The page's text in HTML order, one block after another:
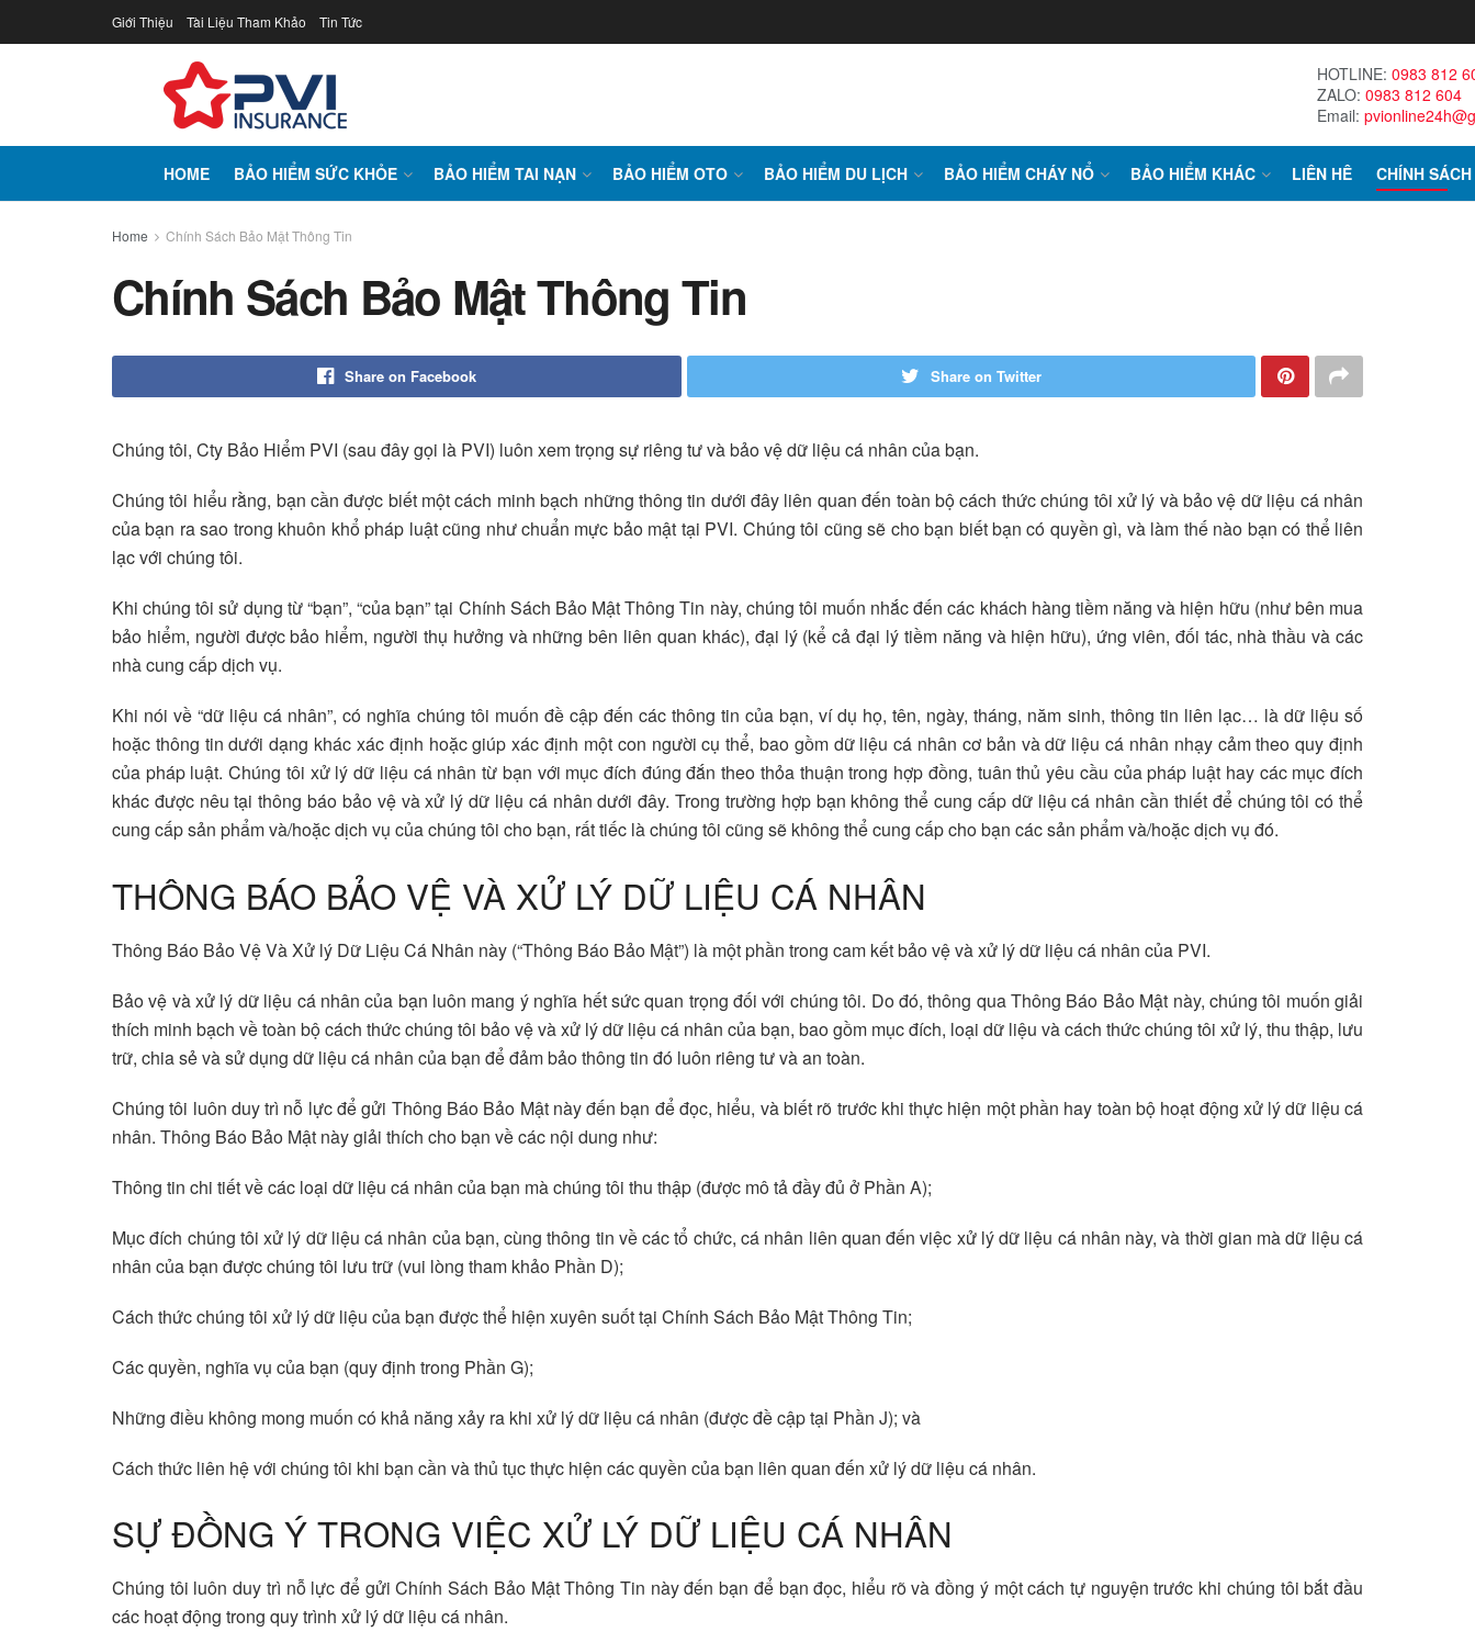
Giới Thiệu Tài Liệu Tham Khảo Tin Tức
HOTLINE: 0983 812
ZALO: 0983 812 604
Email:
HOME BẢO HIỂM SỨC KHỎE BẢO HIỂM TAI NẠN BẢO HIỂM OTO BẢO HIỂM DU LỊCH BẢO HIỂM CHÁY NỔ BẢO HIỂM KHÁC LIÊN HÊ CHÍNH SÁCH
Home Chính Sách Bảo Mật Thông Tin
Chính Sách Bảo Mật Thông Tin
Share on Facebook Share on Twitter
Chúng tôi, Cty Bảo Hiểm PVI (sau đây gọi là PVI) luôn xem trọng sự riêng tư và bảo vệ dữ liệu cá nhân của bạn.
Chúng tôi hiểu rằng, bạn cần được biết một cách minh bạch những thông tin dưới đây liên quan đến toàn bộ cách thức chúng tôi xử lý và bảo vệ dữ liệu cá nhân
của bạn ra sao trong khuôn khổ pháp luật cũng như chuẩn mực bảo mật tại PVI. Chúng tôi cũng sẽ cho bạn biết bạn có quyền gì, và làm thế nào bạn có thể liên
lạc với chúng tôi.
Khi chúng tôi sử dụng từ “bạn”, “của bạn” tại Chính Sách Bảo Mật Thông Tin này, chúng tôi muốn nhắc đến các khách hàng tiềm năng và hiện hữu (như bên mua
bảo hiểm, người được bảo hiểm, người thụ hưởng và những bên liên quan khác), đại lý (kể cả đại lý tiềm năng và hiện hữu), ứng viên, đối tác, nhà thầu và các
nhà cung cấp dịch vụ.
Khi nói về “dữ liệu cá nhân”, có nghĩa chúng tôi muốn đề cập đến các thông tin của bạn, ví dụ họ, tên, ngày, tháng, năm sinh, thông tin liên lạc… là dữ liệu số
hoặc thông tin dưới dạng khác xác định hoặc giúp xác định một con người cụ thể, bao gồm dữ liệu cá nhân cơ bản và dữ liệu cá nhân nhạy cảm theo quy định
của pháp luật. Chúng tôi xử lý dữ liệu cá nhân từ bạn với mục đích đúng đắn theo thỏa thuận trong hợp đồng, tuân thủ yêu cầu của pháp luật hay các mục đích
khác được nêu tại thông báo bảo vệ và xử lý dữ liệu cá nhân dưới đây. Trong trường hợp bạn không thể cung cấp dữ liệu cá nhân cần thiết để chúng tôi có thể
cung cấp sản phẩm và/hoặc dịch vụ của chúng tôi cho bạn, rất tiếc là chúng tôi cũng sẽ không thể cung cấp cho bạn các sản phẩm và/hoặc dịch vụ đó.
THÔNG BÁO BẢO VỆ VÀ XỬ LÝ DỮ LIỆU CÁ NHÂN
Thông Báo Bảo Vệ Và Xử lý Dữ Liệu Cá Nhân này (“Thông Báo Bảo Mật”) là một phần trong cam kết bảo vệ và xử lý dữ liệu cá nhân của PVI.
Bảo vệ và xử lý dữ liệu cá nhân của bạn luôn mang ý nghĩa hết sức quan trọng đối với chúng tôi. Do đó, thông qua Thông Báo Bảo Mật này, chúng tôi muốn giải
thích minh bạch về toàn bộ cách thức chúng tôi bảo vệ và xử lý dữ liệu cá nhân của bạn, bao gồm mục đích, loại dữ liệu và cách thức chúng tôi xử lý, thu thập, lưu
trữ, chia sẻ và sử dụng dữ liệu cá nhân của bạn để đảm bảo thông tin đó luôn riêng tư và an toàn.
Chúng tôi luôn duy trì nỗ lực để gửi Thông Báo Bảo Mật này đến bạn để đọc, hiểu, và biết rõ trước khi thực hiện một phần hay toàn bộ hoạt động xử lý dữ liệu cá
nhân. Thông Báo Bảo Mật này giải thích cho bạn về các nội dung như:
Thông tin chi tiết về các loại dữ liệu cá nhân của bạn mà chúng tôi thu thập (được mô tả đầy đủ ở Phần A);
Mục đích chúng tôi xử lý dữ liệu cá nhân của bạn, cùng thông tin về các tổ chức, cá nhân liên quan đến việc xử lý dữ liệu cá nhân này, và thời gian mà dữ liệu cá
nhân của bạn được chúng tôi lưu trữ (vui lòng tham khảo Phần D);
Cách thức chúng tôi xử lý dữ liệu của bạn được thể hiện xuyên suốt tại Chính Sách Bảo Mật Thông Tin;
Các quyền, nghĩa vụ của bạn (quy định trong Phần G);
Những điều không mong muốn có khả năng xảy ra khi xử lý dữ liệu cá nhân (được đề cập tại Phần J); và
Cách thức liên hệ với chúng tôi khi bạn cần và thủ tục thực hiện các quyền của bạn liên quan đến xử lý dữ liệu cá nhân.
SỰ ĐỒNG Ý TRONG VIỆC XỬ LÝ DỮ LIỆU CÁ NHÂN
Chúng tôi luôn duy trì nỗ lực để gửi Chính Sách Bảo Mật Thông Tin này đến bạn để bạn đọc, hiểu rõ và đồng ý một cách tự nguyện trước khi chúng tôi bắt đầu
các hoạt động trong quy trình xử lý dữ liệu cá nhân.